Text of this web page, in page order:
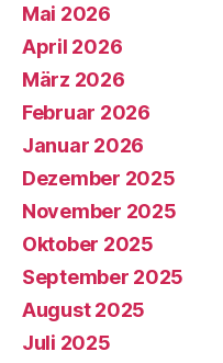
Mai 2026
April 2026
März 2026
Februar 2026
Januar 2026
Dezember 2025
November 2025
Oktober 2025
September 2025
August 2025
Juli 2025